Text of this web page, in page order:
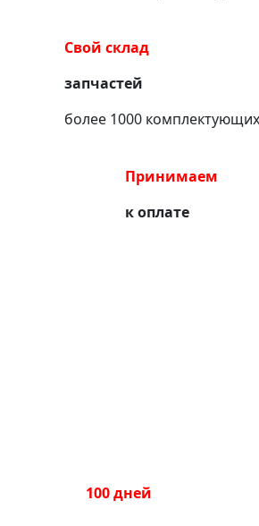
Свой склад
запчастей
более 1000
Принимаем
к оплате
100 дней